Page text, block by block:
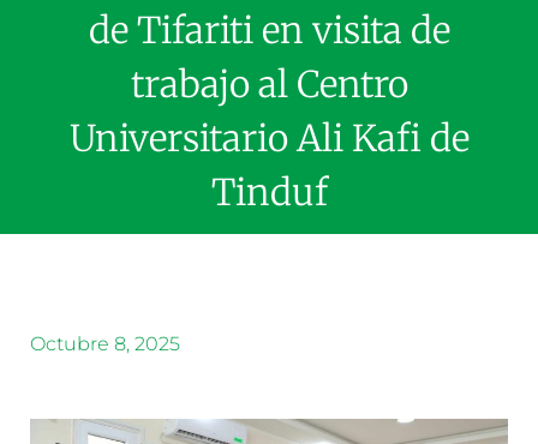
de Tifariti en visita de
trabajo al Centro
Universitario Ali Kafi de
Tinduf
Octubre 8, 2025